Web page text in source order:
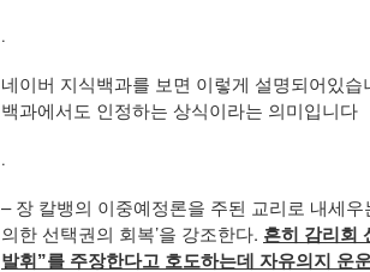
.
네이버 지식백과를 보면 이렇게 설명되어있
백과에서도 인정하는 상식이라는 의미입니다
.
– 장 칼뱅의 이중예정론을 주된 교리로 내세
의한 선택권의 회복’을 강조한다. 흔히 감리회
발휘”를 주장한다고 호도하는데 자유의지 운